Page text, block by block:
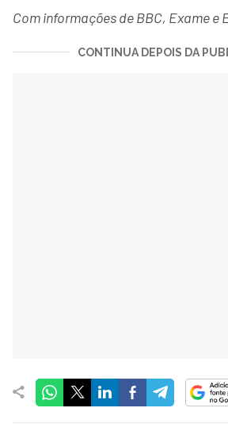
Com informações de BBC, Exame e
CONTINUA DEPOIS DA